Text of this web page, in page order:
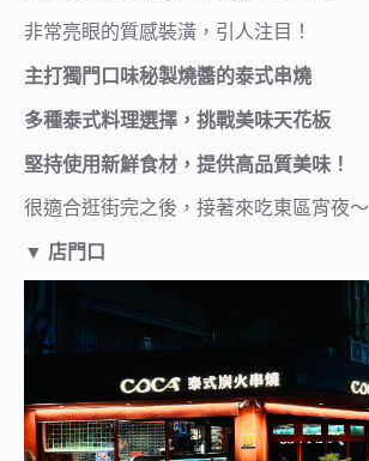
非常亮眼的質感裝潢，引人注目！
主打獨門口味秘製燒醬的泰式串燒
多種泰式料理選擇，挑戰美味天花板
堅持使用新鮮食材，提供高品質美味！
很適合逛街完之後，接著來吃東區宵夜～
▼ 店門口